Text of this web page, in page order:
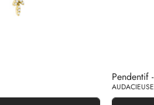
Pendentif